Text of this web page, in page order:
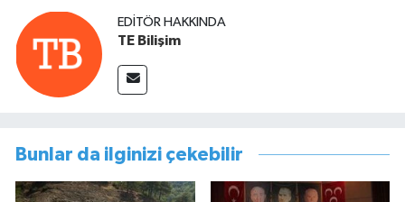
EDITÖR HAKKINDA
TE Bilişim
Bunlar da ilginizi çekebilir